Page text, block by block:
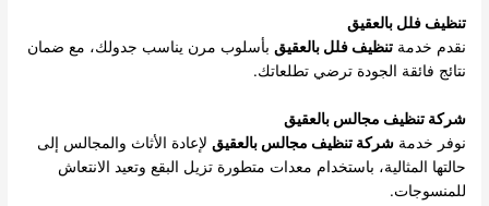
تنظيف فلل بالعقيق
نقدم خدمةتنظيف فلل بالعقيق بأسلوب مرن يناسب جدولك، مع ضمان
نتائج فائقة الجودة ترضي تطلعاتك.
شركة تنظيف مجالس بالعقيق
نوفر خدمةشركة تنظيف مجالس بالعقيق لإعادة الأثاث والمجالس إلى
حالتها المثالية، باستخدام معدات متطورة تزيل البقع وتعيد الانتعاش
للمنسوجات.